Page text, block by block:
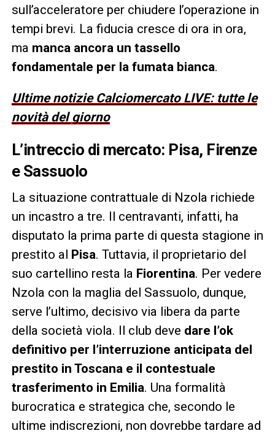
sull’acceleratore per chiudere l’operazione in
tempi brevi. La fiducia cresce di ora in ora,
ma manca ancora un tassello
fondamentale per la fumata bianca.
Ultime notizie Calciomercato LIVE: tutte le
novità del giorno
L’intreccio di mercato: Pisa, Firenze
e Sassuolo
La situazione contrattuale di Nzola richiede
un incastro a tre. Il centravanti, infatti, ha
disputato la prima parte di questa stagione in
prestito al Pisa. Tuttavia, il proprietario del
suo cartellino resta la Fiorentina. Per vedere
Nzola con la maglia del Sassuolo, dunque,
serve l’ultimo, decisivo via libera da parte
della società viola. Il club deve dare l’ok
definitivo per l’interruzione anticipata del
prestito in Toscana e il contestuale
trasferimento in Emilia. Una formalità
burocratica e strategica che, secondo le
ultime indiscrezioni, non dovrebbe tardare ad